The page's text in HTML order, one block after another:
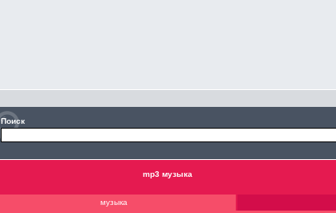
Поиск
mp3 музыка
музыка